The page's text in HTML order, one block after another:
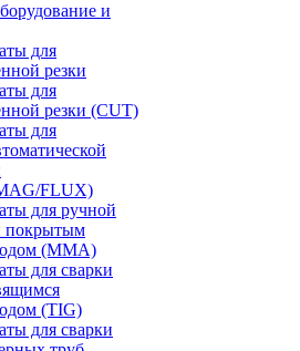
и
для
резки
для
резки (CUT)
для
FLUX)
для ручной
покрытым
(MMA)
для сварки
(TIG)
для сварки